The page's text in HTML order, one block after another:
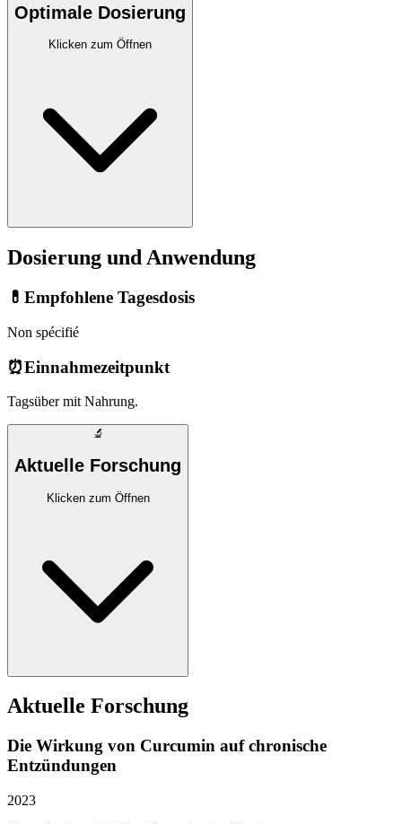
Optimale Dosierung
Klicken zum Öffnen
Dosierung und Anwendung
💊 Empfohlene Tagesdosis
Non spécifié
⏰Einnahmezeitpunkt
Tagsüber mit Nahrung.
🔬
Aktuelle Forschung
Klicken zum Öffnen
Aktuelle Forschung
Die Wirkung von Curcumin auf chronische
Entzündungen
2023